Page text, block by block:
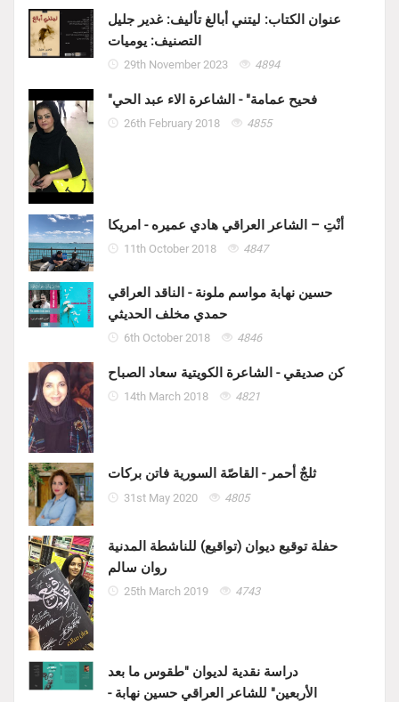
عنوان الكتاب: ليتني أبالغ تأليف: غدير جليل
التصنيف: يوميات
29th November 2023 4894
"فحيح عمامة" - الشاعرة الاء عبد الحي
26th February 2018 4855
أنْتِ – الشاعر العراقي هادي عميره - امريكا
11th October 2018 4847
حسين نهابة مواسم ملونة - الناقد العراقي
حمدي مخلف الحديثي
6th October 2018 4846
كن صديقي - الشاعرة الكويتية سعاد الصباح
14th March 2018 4821
ثلجٌ أحمر - القاصّة السورية فاتن بركات
31st May 2020 4805
حفلة توقيع ديوان (تواقيع) للناشطة المدنية
روان سالم
25th March 2019 4743
دراسة نقدية لديوان "طقوس ما بعد
الأربعين" للشاعر العراقي حسين نهابة -